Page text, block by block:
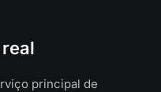
principal de